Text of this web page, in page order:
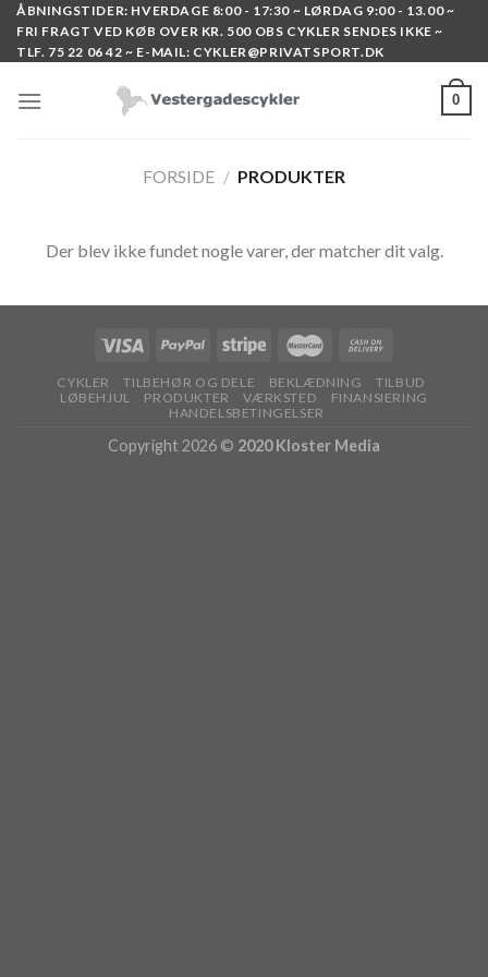
Skip
content
ÅBNINGSTIDER: HVERDAGE 8:00 - 17:30 ~ LØRDAG 9:00 - 13.00 ~
FRI FRAGT VED KØB OVER KR. 500 OBS CYKLER SENDES IKKE ~
TLF. 75 22 06 42 ~ E-MAIL: CYKLER@PRIVATSPORT.DK
0
FORSIDE / PRODUKTER
Der blev ikke fundet nogle varer, der matcher dit valg.
CYKLER TILBEHØR OG DELE BEKLÆDNING
TILBUD
LØBEHJUL
PRODUKTER VÆRKSTED
FINANSIERING
HANDELSBETINGELSER
Copyright 2026 © 2020 Kloster Media